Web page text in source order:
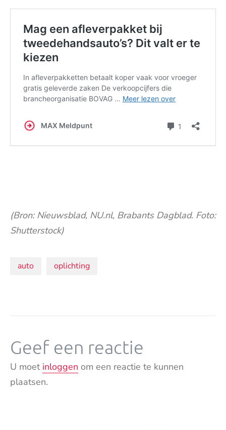
(Bron: Nieuwsblad, NU.nl, Brabants Dagblad. Foto:
Shutterstock)
Onderwerpen:
auto oplichting
Geef een reactie
U moet inloggen om een reactie te kunnen
plaatsen.